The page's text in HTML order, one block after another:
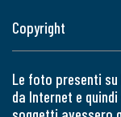
Copyright
Le foto presenti
da Internet e